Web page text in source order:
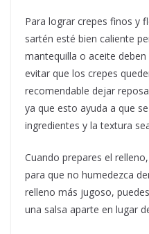
Para lograr crepes finos y
sartén esté bien caliente
mantequilla o aceite
evitar que los crepes
recomendable dejar
ya que esto ayuda a que
ingredientes y la textura
Cuando prepares el
para que no humedezca
relleno más jugoso,
una salsa aparte en lugar